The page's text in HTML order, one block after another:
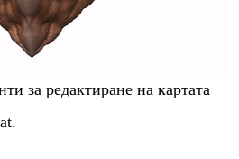
за редактиране на картата